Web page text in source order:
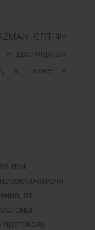
СПТ-Ф»
и дренчерных
а также в
при
от
протоколу